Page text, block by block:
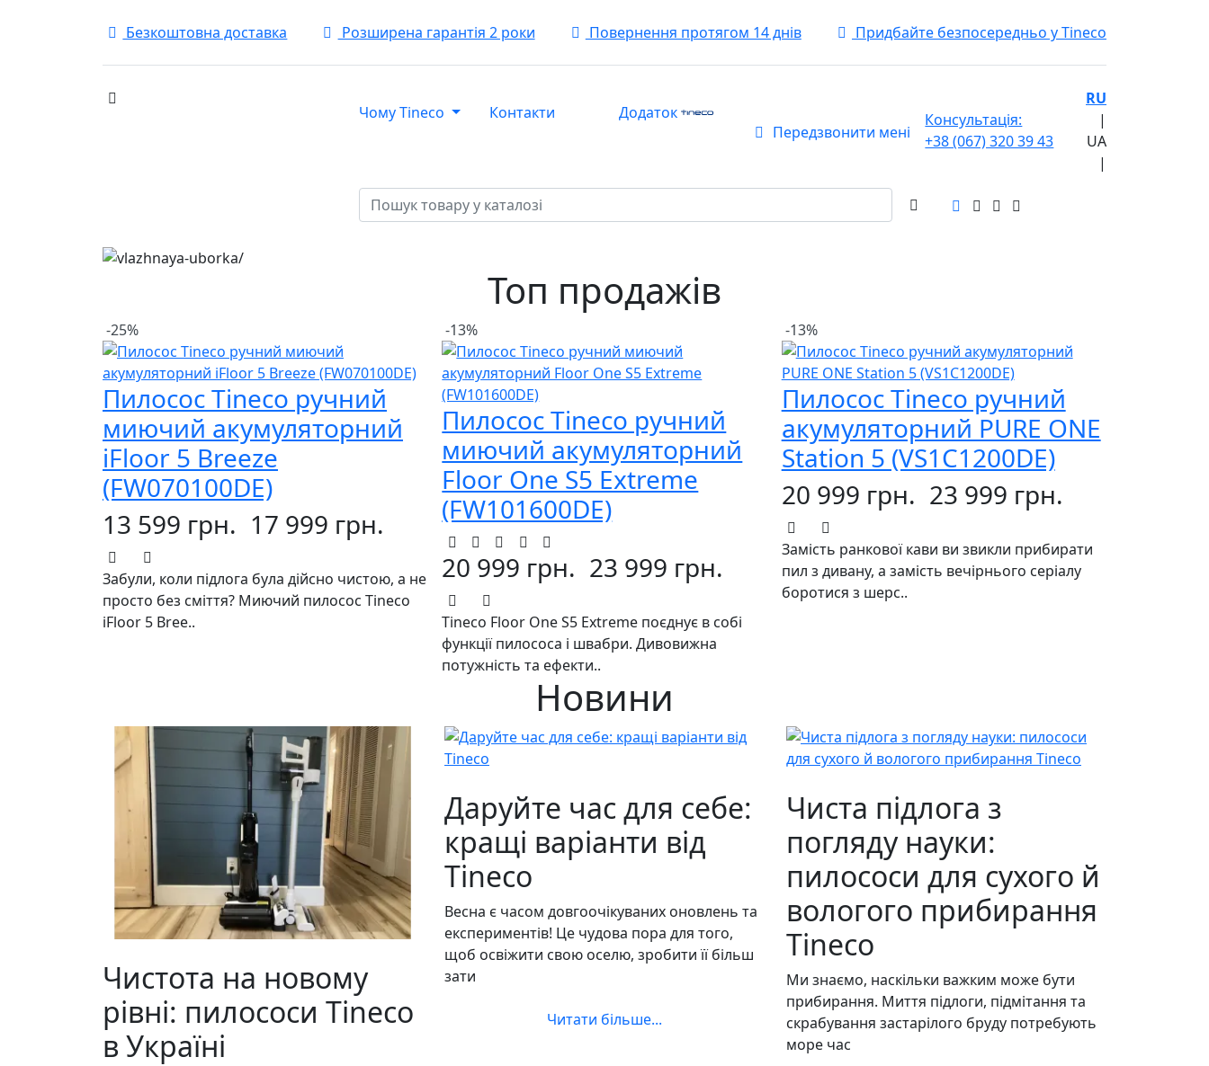
Безкоштовна доставка Розширена гарантія 2 роки Повернення протягом 14 днів Придбайте безпосередньо у Tineco
Чому Tineco Контакти
Додаток
Передзвонити мені
Консультація:
+38 (067) 320 39 43
RU
|
UA
|
Топ продажів
-25%
Пилосос Tineco ручний
миючий акумуляторний
iFloor 5 Breeze
(FW070100DE)
13 599 грн. 17 999 грн.
Забули, коли підлога була дійсно чистою, а не
просто без сміття? Миючий пилосос Tineco
iFloor 5 Bree..
-13%
Пилосос Tineco ручний
миючий акумуляторний
Floor One S5 Extreme
(FW101600DE)
20 999 грн. 23 999 грн.
Tineco Floor One S5 Extreme поєднує в собі
функції пилососа і швабри. Дивовижна
потужність та ефекти..
-13%
Пилосос Tineco ручний
акумуляторний PURE ONE
Station 5 (VS1C1200DE)
20 999 грн. 23 999 грн.
Замість ранкової кави ви звикли прибирати
пил з дивану, а замість вечірнього серіалу
боротися з шерс..
Новини
Чистота на новому
рівні: пилососи Tineco
в Україні
Даруйте час для себе:
кращі варіанти від
Tineco
Весна є часом довгоочікуваних оновлень та
експериментів! Це чудова пора для того,
щоб освіжити свою оселю, зробити її більш
зати
Читати більше...
Чиста підлога з
погляду науки:
пилососи для сухого й
вологого прибирання
Tineco
Ми знаємо, наскільки важким може бути
прибирання. Миття підлоги, підмітання та
скрабування застарілого бруду потребують
море час